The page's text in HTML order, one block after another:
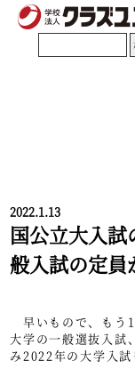
2022.1.13
国公立大入
般入試の定員
早いもので、もう
大学の一般選抜入試
み2022年の大学入試